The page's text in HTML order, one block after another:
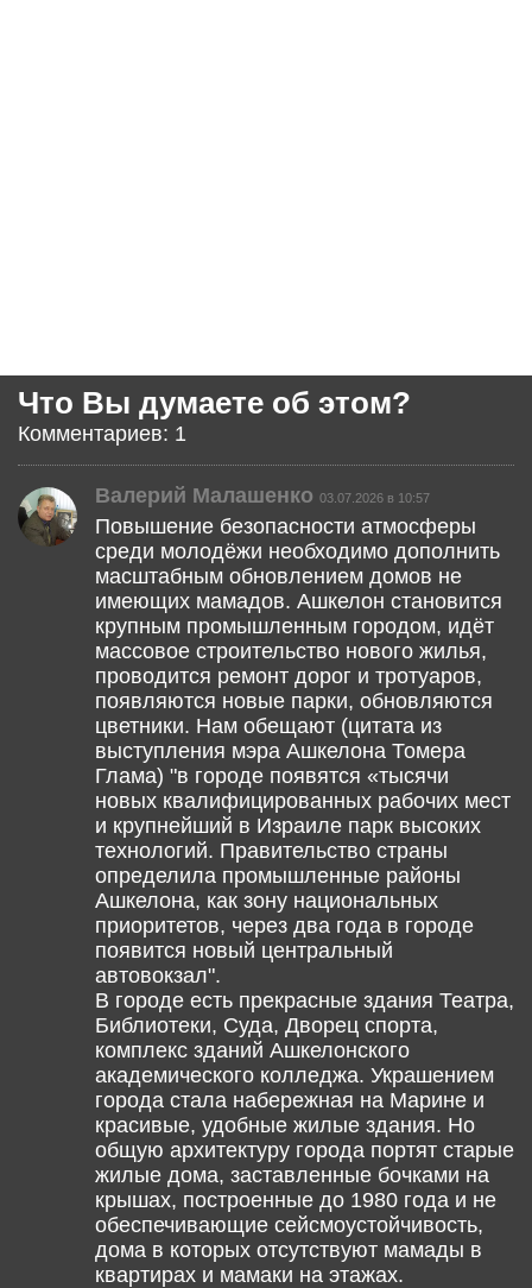
Что Вы думаете об этом?
Комментариев: 1
Валерий Малашенко 03.07.2026 в 10:57
Повышение безопасности атмосферы
среди молодёжи необходимо дополнить
масштабным обновлением домов не
имеющих мамадов. Ашкелон становится
крупным промышленным городом, идёт
массовое строительство нового жилья,
проводится ремонт дорог и тротуаров,
появляются новые парки, обновляются
цветники. Нам обещают (цитата из
выступления мэра Ашкелона Томера
Глама) "в городе появятся «тысячи
новых квалифицированных рабочих мест
и крупнейший в Израиле парк высоких
технологий. Правительство страны
определила промышленные районы
Ашкелона, как зону национальных
приоритетов, через два года в городе
появится новый центральный
автовокзал".
В городе есть прекрасные здания Театра,
Библиотеки, Суда, Дворец спорта,
комплекс зданий Ашкелонского
академического колледжа. Украшением
города стала набережная на Марине и
красивые, удобные жилые здания. Но
общую архитектуру города портят старые
жилые дома, заставленные бочками на
крышах, построенные до 1980 года и не
обеспечивающие сейсмоустойчивость,
дома в которых отсутствуют мамады в
квартирах и мамаки на этажах.